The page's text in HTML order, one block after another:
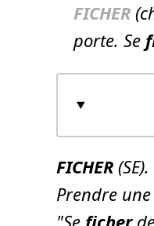
FICHER
porte. Se
FICHER (SE).
Prendre